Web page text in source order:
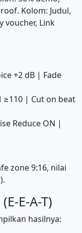
Kolom: Judul,
voucher, Link
+2 dB | Fade
≥110 | Cut on beat
Reduce ON |
zone 9:16, nilai
E-A-T)
hasilnya: